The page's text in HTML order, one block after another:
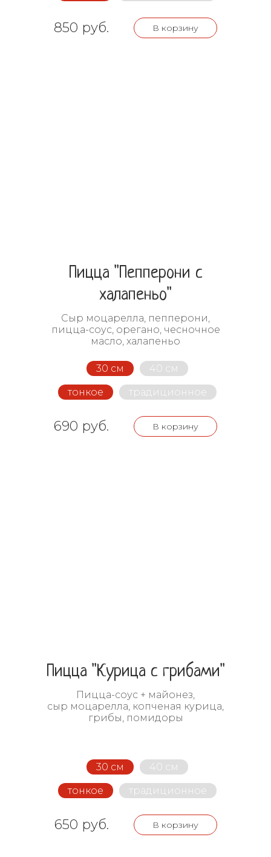
850 руб. В корзину
Пицца "Пепперони с
халапеньо"
Сыр моцарелла, пепперони,
пицца-соус, орегано, чесночное
масло, халапеньо
30 см 40 см
тонкое традиционное
690 руб. В корзину
Пицца "Курица с грибами"
Пицца-соус + майонез,
сыр моцарелла, копченая курица,
грибы, помидоры
30 см 40 см
тонкое традиционное
650 руб. В корзину